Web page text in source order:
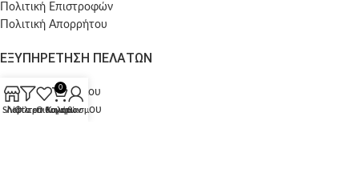
Πολιτική Επιστροφών
Πολιτική Απορρήτου
ΕΞΥΠΗΡΕΤΗΣΗ ΠΕΛΑΤΩΝ
Ο λογαριασμός μου
Οι παραγγελίες μου
ShopΦίλτρα
Λίστα επιθυμητών
0
Καλάθι
Ο λογαριασμός μου